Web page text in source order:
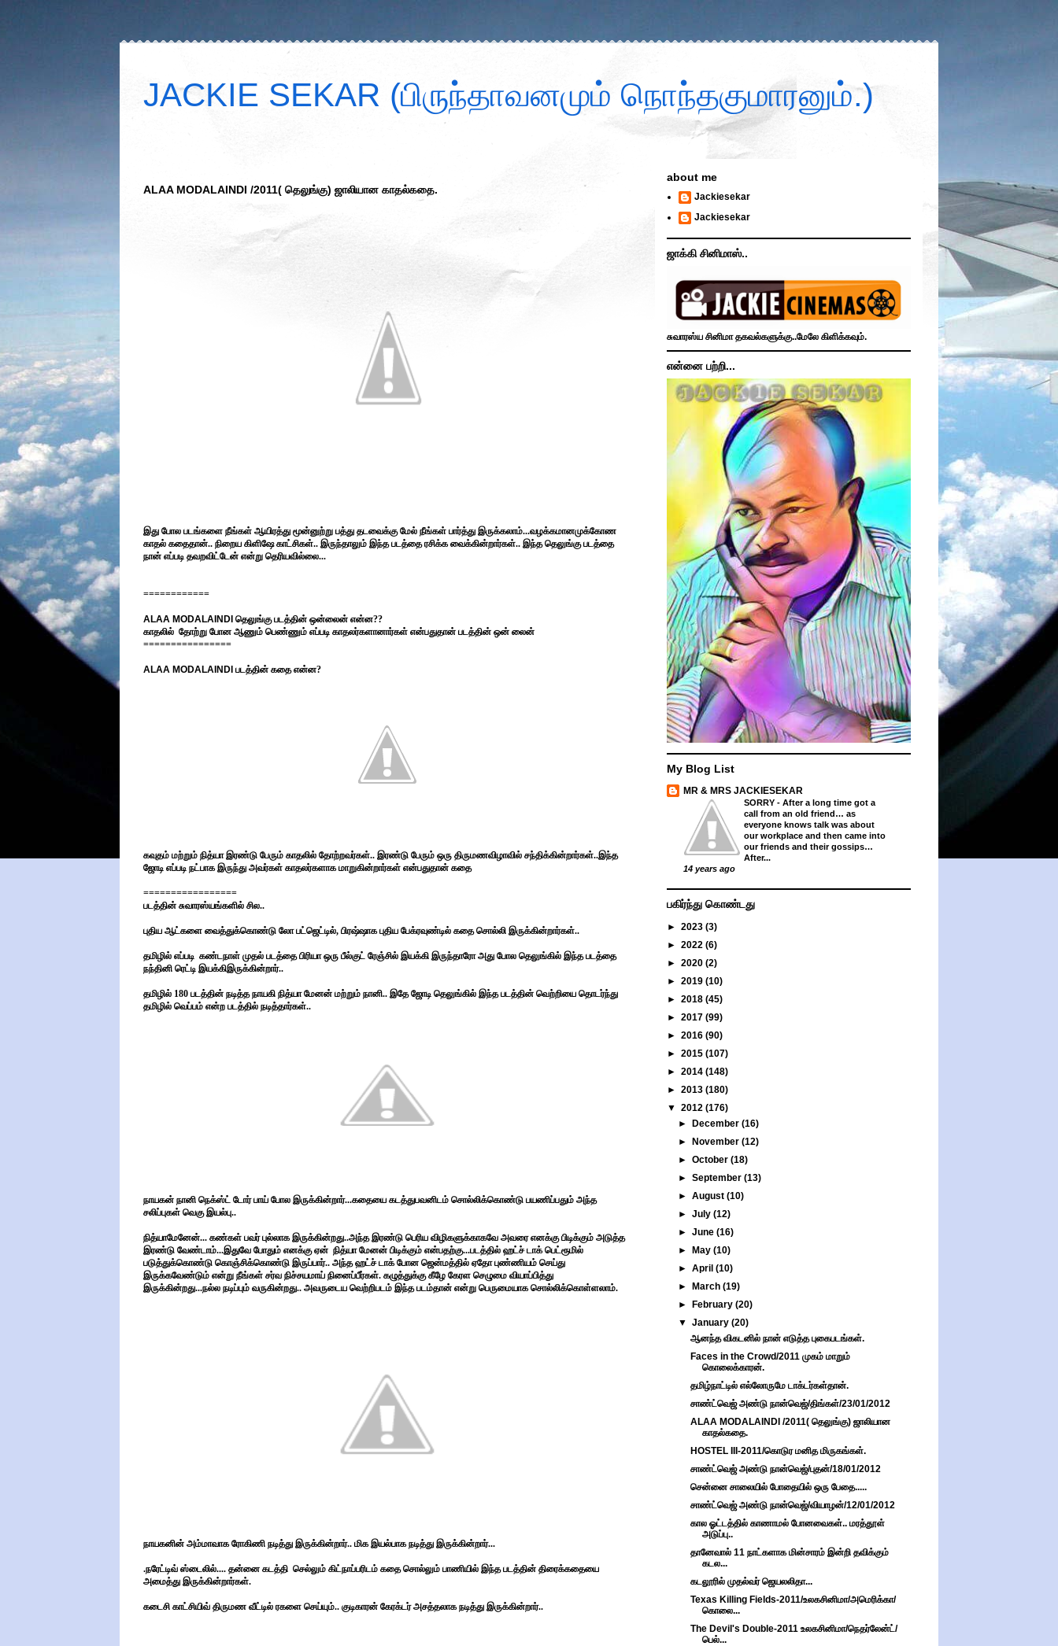
JACKIE SEKAR (பிருந்தாவனமும் நொந்தகுமாரனும்.)
ALAA MODALAINDI /2011( தெலுங்கு) ஜாலியான காதல்கதை.
இது போல படங்களை நீங்கள் ஆயிரத்து மூன்னுற்று பத்து தடவைக்கு மேல் நீங்கள் பார்த்து இருக்கலாம்...வழக்கமானமுக்கோண
காதல் கதைதான்.. நிறைய கிளிஷே காட்சிகள்.. இருந்தாலும் இந்த படத்தை ரசிக்க வைக்கின்றார்கள்.. இந்த தெலுங்கு படத்தை
நான் எப்படி தவறவிட்டேன் என்று தெரியவில்லை...
============
ALAA MODALAINDI தெலுங்கு படத்தின் ஒன்லைன் என்ன??
காதலில் தோற்று போன ஆணும் பெண்ணும் எப்படி காதலர்களானார்கள் என்பதுதான் படத்தின் ஒன் லைன்
================
ALAA MODALAINDI படத்தின் கதை என்ன?
கவுதம் மற்றும் நித்யா இரண்டு பேரும் காதலில் தோற்றவர்கள்.. இரண்டு பேரும் ஒரு திருமணவிழாவில் சந்திக்கின்றார்கள்..இந்த
ஜோடி எப்படி நட்பாக இருந்து அவர்கள் காதலர்களாக மாறுகின்றார்கள் என்பதுதான் கதை
=================
படத்தின் சுவாரஸ்யங்களில் சில..
புதிய ஆட்களை வைத்துக்கொண்டு லோ பட்ஜெட்டில், பிரஷ்ஷாக புதிய பேக்ரவுண்டில் கதை சொல்லி இருக்கின்றார்கள்..
தமிழில் எப்படி கண்டநாள் முதல் படத்தை பிரியா ஒரு பீல்குட் ரேஞ்சில் இயக்கி இருந்தாரோ அது போல தெலுங்கில் இந்த படத்தை
நந்தினி ரெட்டி இயக்கிஇருக்கின்றார்..
தமிழில் 180 படத்தின் நடித்த நாயகி நித்யா மேனன் மற்றும் நானி.. இதே ஜோடி தெலுங்கில் இந்த படத்தின் வெற்றியை தொடர்ந்து
தமிழில் வெப்பம் என்ற படத்தில் நடித்தார்கள்..
நாயகன் நானி நெக்ஸ்ட் டோர் பாய் போல இருக்கின்றார்...கதையை கடத்துபவனிடம் சொல்லிக்கொண்டு பயணிப்பதும் அந்த
சலிப்புகள் வெகு இயல்பு..
நித்யாமேனேன்... கண்கள் பவர் புல்லாக இருக்கின்றது..அந்த இரண்டு பெரிய விழிகளுக்காகவே அவரை எனக்கு பிடிக்கும் அடுத்த
இரண்டு வேண்டாம்...இதுவே போதும் எனக்கு ஏன் நித்யா மேனன் பிடிக்கும் என்பதற்கு...படத்தில் ஹட்ச் டாக் பெட்ரூமில்
படுத்துக்கொண்டு கொஞ்சிக்கொண்டு இருப்பார்.. அந்த ஹட்ச் டாக் போன ஜென்மத்தில் ஏதோ புண்ணியம் செய்து
இருக்கவேண்டும் என்று நீங்கள் சர்வ நிச்சயமாய் நினைப்பீர்கள். கழுத்துக்கு கீழே கேரள செழுமை வியாப்பித்து
இருக்கின்றது...நல்ல நடிப்பும் வருகின்றது.. அவருடைய வெற்றிபடம் இந்த படம்தான் என்று பெருமையாக சொல்லிக்கொள்ளலாம்.
நாயகனின் அம்மாவாக ரோகிணி நடித்து இருக்கின்றார்.. மிக இயல்பாக நடித்து இருக்கின்றார்...
.நரேட்டிவ் ஸ்டைலில்.... தன்னை கடத்தி செல்லும் கிட்நாப்பரிடம் கதை சொல்லும் பாணியில் இந்த படத்தின் திரைக்கதையை
அமைத்து இருக்கின்றார்கள்.
கடைசி காட்சியிவ் திருமண வீட்டில் ரகளை செய்யும்.. குடிகாரன் கேரக்டர் அசத்தலாக நடித்து இருக்கின்றார்..
about me
Jackiesekar
Jackiesekar
ஜாக்கி சினிமாஸ்..
சுவாரஸ்ய சினிமா தகவல்களுக்கு..மேலே கிளிக்கவும்.
என்னை பற்றி...
My Blog List
MR & MRS JACKIESEKAR
SORRY - After a long time got a
call from an old friend… as
everyone knows talk was about
our workplace and then came into
our friends and their gossips…
After...
14 years ago
பகிர்ந்து கொண்டது
► 2023 (3)
► 2022 (6)
► 2020 (2)
► 2019 (10)
► 2018 (45)
► 2017 (99)
► 2016 (90)
► 2015 (107)
► 2014 (148)
► 2013 (180)
▼ 2012 (176)
►
December(16)
►
November(12)
►October(18)
►September(13)
►August(10)
►July(12)
►June(16)
►
May(10)
►April(10)
►
March(19)
►
February(20)
▼January(20)
ஆனந்த விகடனில் நான் எடுத்த புகைபடங்கள்.
Faces in the Crowd/2011 முகம் மாறும்
கொலைக்காரன்.
தமிழ்நாட்டில் எல்லோருமே டாக்டர்கள்தான்.
சாண்ட்வெஜ் அண்டு நான்வெஜ்/திங்கள்/23/01/2012
ALAA MODALAINDI /2011( தெலுங்கு) ஜாலியான
காதல்கதை.
HOSTEL III-2011/கொடுர மனித மிருகங்கள்.
சாண்ட்வெஜ் அண்டு நான்வெஜ்/புதன்/18/01/2012
சென்னை சாலையில் போதையில் ஒரு பேதை.....
சாண்ட்வெஜ் அண்டு நான்வெஜ்/வியாழன்/12/01/2012
கால ஓட்டத்தில் காணாமல் போனவைகள்.. மரத்தூள்
அடுப்பு..
தானேவால் 11 நாட்களாக மின்சாரம் இன்றி தவிக்கும்
கடல...
கடலூரில் முதல்வர் ஜெயலலிதா...
Texas Killing Fields-2011/உலகசினிமா/அமெரிக்கா/
கொலை...
The Devil's Double-2011 உலகசினிமா/நெதர்லேன்ட்/
பெல்...